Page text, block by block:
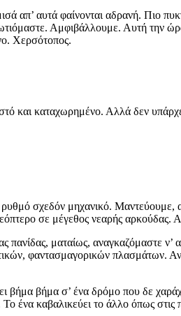
αυτά φαίνονται αδρανή. Πιο
Αμφιβάλλουμε. Αυτή την ώρα
Χερσότοπος.
και καταχωρημένο. Αλλά δεν
σχεδόν μηχανικό. Μαντεύουμε,
σε μέγεθος νεαρής αρκούδας.
πανίδας, ματαίως, αναγκαζόμαστε
φαντασμαγορικών πλασμάτων.
βήμα βήμα σ’ ένα δρόμο που δε
ένα καβαλικεύει το άλλο όπως